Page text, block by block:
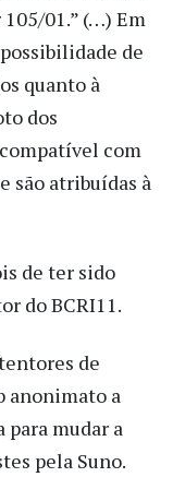
01.” (…) Em
possibilidade de
quanto à
dos
com
são atribuídas à
de ter sido
do BCRI11.
de
anonimato a
para mudar a
pela Suno.